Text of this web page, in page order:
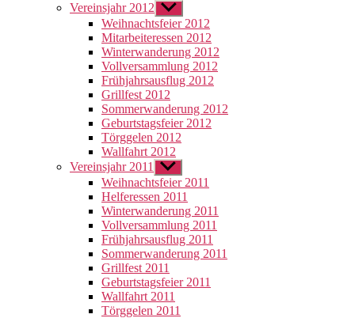
Vereinsjahr 2012 Untermenü
anzeigen
Weihnachtsfeier 2012
Mitarbeiteressen 2012
Winterwanderung 2012
Vollversammlung 2012
Frühjahrsausflug 2012
Grillfest 2012
Sommerwanderung 2012
Geburtstagsfeier 2012
Törggelen 2012
Wallfahrt 2012
Vereinsjahr 2011
Untermenü
anzeigen
Weihnachtsfeier 2011
Helferessen 2011
Winterwanderung 2011
Vollversammlung 2011
Frühjahrsausflug 2011
Sommerwanderung 2011
Grillfest 2011
Geburtstagsfeier 2011
Wallfahrt 2011
Törggelen 2011